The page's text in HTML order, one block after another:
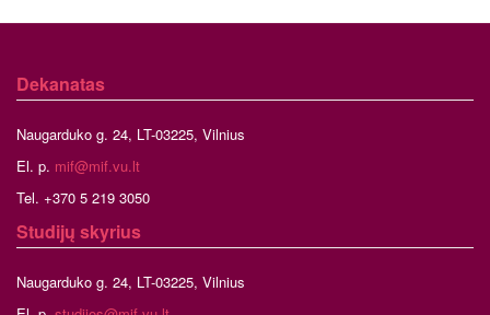
Dekanatas
Naugarduko g. 24, LT-03225, Vilnius
El. p. mif@mif.vu.lt
Tel. +370 5 219 3050
Studijų skyrius
Naugarduko g. 24, LT-03225, Vilnius